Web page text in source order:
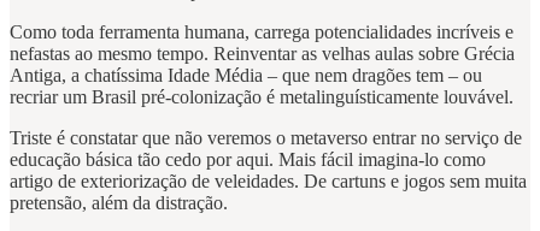
Como toda ferramenta humana, carrega potencialidades incríveis e
nefastas ao mesmo tempo. Reinventar as velhas aulas sobre Grécia
Antiga, a chatíssima Idade Média – que nem dragões tem – ou
recriar um Brasil pré-colonização é metalinguísticamente louvável.
Triste é constatar que não veremos o metaverso entrar no serviço de
educação básica tão cedo por aqui. Mais fácil imagina-lo como
artigo de exteriorização de veleidades. De cartuns e jogos sem muita
pretensão, além da distração.